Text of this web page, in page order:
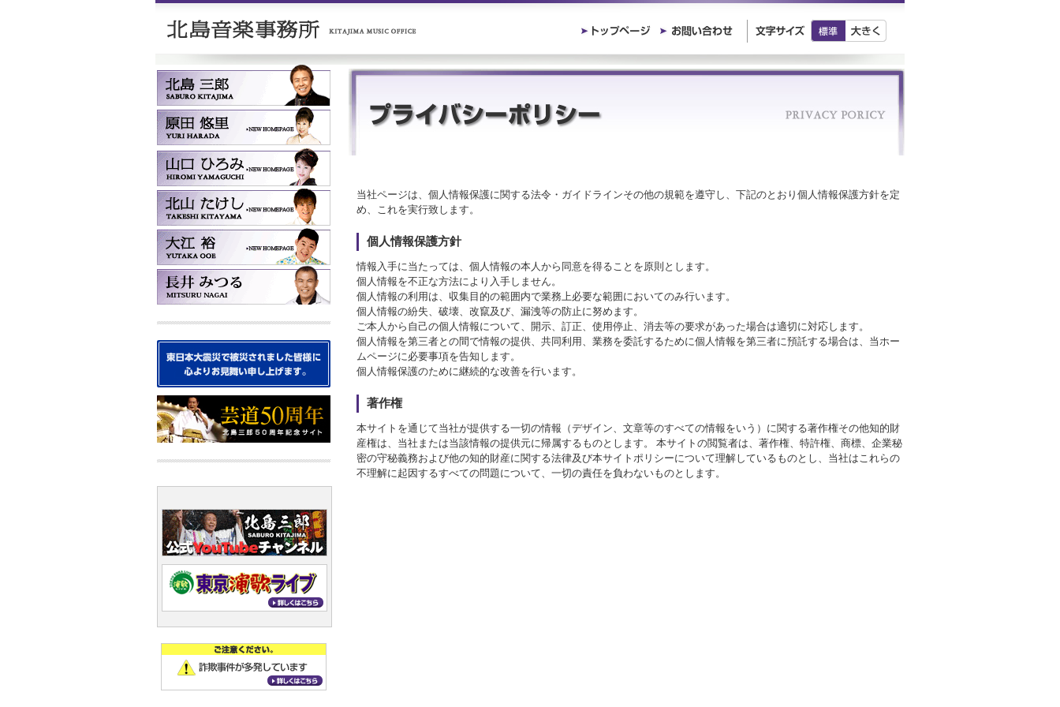
当社ページは、個人情報保護に関する法令・ガイドラインその他の規範を遵守し、下記のとおり個人情報保護方針を定
め、これを実行致します。
個人情報保護方針
情報入手に当たっては、個人情報の本人から同意を得ることを原則とします。
個人情報を不正な方法により入手しません。
個人情報の利用は、収集目的の範囲内で業務上必要な範囲においてのみ行います。
個人情報の紛失、破壊、改竄及び、漏洩等の防止に努めます。
ご本人から自己の個人情報について、開示、訂正、使用停止、消去等の要求があった場合は適切に対応します。
個人情報を第三者との間で情報の提供、共同利用、業務を委託するために個人情報を第三者に預託する場合は、当ホー
ムページに必要事項を告知します。
個人情報保護のために継続的な改善を行います。
著作権
本サイトを通じて当社が提供する一切の情報（デザイン、文章等のすべての情報をいう）に関する著作権その他知的財
産権は、当社または当該情報の提供元に帰属するものとします。 本サイトの閲覧者は、著作権、特許権、商標、企業秘
密の守秘義務および他の知的財産に関する法律及び本サイトポリシーについて理解しているものとし、当社はこれらの
不理解に起因するすべての問題について、一切の責任を負わないものとします。